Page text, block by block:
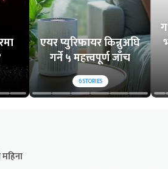
एयर प्युरिफायर किन्नुअघि
गर्ने ५ महत्त्वपूर्ण जाँच
6STORIES